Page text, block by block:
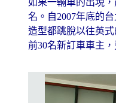
如果一輛車的出現
名。自2007年底的
造型都跳脫以往英
前30名新訂車車主